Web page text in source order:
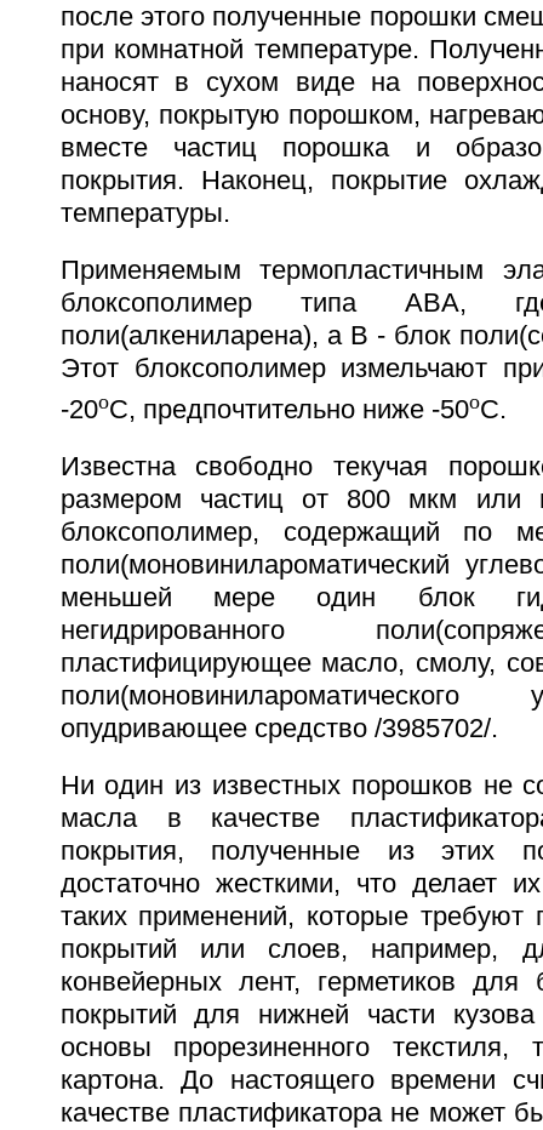
после этого полученные порошки
при комнатной температуре.
наносят в сухом виде на
основу, покрытую порошком,
вместе частиц порошка и
покрытия. Наконец, покрытие
температуры.
Применяемым термопластичным
блоксополимер типа
поли(алкениларена), а B - блок
Этот блоксополимер измельчают
-20oC, предпочтительно ниже -50oC.
Известна свободно текучая
размером частиц от 800 мкм или
блоксополимер, содержащий по
поли(моновинилароматический
меньшей мере один блок
негидрированного
пластифицирующее масло, смолу,
опудривающее средство /3985702/.
Ни один из известных порошков не
масла в качестве
покрытия, полученные из этих
достаточно жесткими, что делает
таких применений, которые требуют
покрытий или слоев, например,
конвейерных лент, герметиков для
покрытий для нижней части
основы прорезиненного текстиля,
картона. До настоящего времени
качестве пластификатора не может